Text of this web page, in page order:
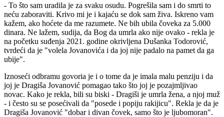
- To što sam uradila je za svaku osudu. Pogrešila sam i do smrti to
neću zaboraviti. Krivo mi je i kajaću se dok sam živa. Iskreno vam
kažem, ako hoćete da me razumete. Ne bih ubila čoveka za 5.000
dinara. Ne lažem, sudija, da Bog da umrla ako nije ovako - rekla je
na početku suđenja 2021. godine okrivljena Dušanka Todorović,
tvrdeći da je "volela Jovanovića i da joj nije padalo na pamet da ga
ubije".
Iznoseći odbramu govoria je i o tome da je imala malu penziju i da
joj je Dragiša Jovanović pomagao tako što joj je pozajmljivao
novac. Kako je rekla, bili su biski - Dragiši je umrla žena, a njoj muž
- i često su se posećivali da "posede i popiju rakijicu". Rekla je da je
Dragiša Jovanović "dobar i divan čovek, samo što je ljubomoran".